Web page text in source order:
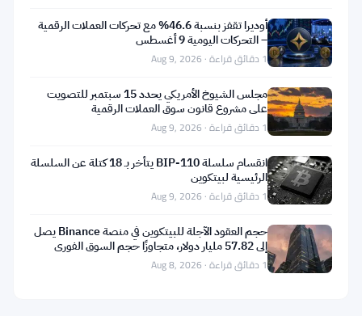
استضافة
وتطوير
وتنفيذ
تطبيقات
لامركزية
تجارية
النطاق
dApps
على
أوديرا تقفز بنسبة 46.6% مع تحركات العملات الرقمية
– التحركات اليومية 9 أغسطس
1 دقائق قراءة · Aug 9, 2026
مجلس الشيوخ الأمريكي يحدد 15 سبتمبر للتصويت
على مشروع قانون سوق العملات الرقمية
1 دقائق قراءة · Aug 9, 2026
انقسام سلسلة BIP-110 يتأخر بـ 18 كتلة عن السلسلة
الرئيسية لبيتكوين
1 دقائق قراءة · Aug 9, 2026
حجم العقود الآجلة للبيتكوين في منصة Binance يصل
إلى 57.82 مليار دولار، متجاوزًا حجم السوق الفوري
بثمانية أضعاف1 دقائق قراءة · Aug 8, 2026